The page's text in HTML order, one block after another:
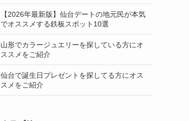
【2026年最新版】仙台デートの地元民が本気
でオススメする鉄板スポット10選
山形でカラージュエリーを探している方にオ
ススメをご紹介
仙台で誕生日プレゼントを探してる方にオス
スメをご紹介